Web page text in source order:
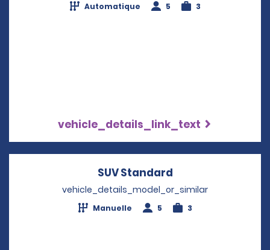
Automatique 5 3
vehicle_details_link_text
SUV Standard
vehicle_details_model_or_similar
Manuelle 5 3